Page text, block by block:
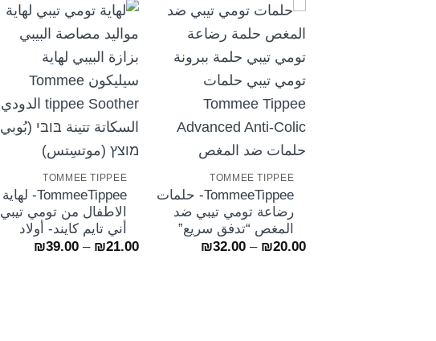
TOMMEE TIPPEE
TommeeTippee- حلمات
رضاعة تومي تيبي ضد
المغص “تدفق سريع”
₪20.00
–
₪32.00
نطاق
TOMMEE TIPPEE
TommeeTippee- لهاية
الاطفال من تومي تيبي
أني تايم كايند- أولاد
₪21.00
–
₪39.00
نطاق